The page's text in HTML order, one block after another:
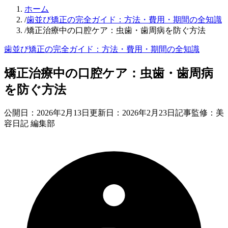
ホーム
/歯並び矯正の完全ガイド：方法・費用・期間の全知識
/矯正治療中の口腔ケア：虫歯・歯周病を防ぐ方法
歯並び矯正の完全ガイド：方法・費用・期間の全知識
矯正治療中の口腔ケア：虫歯・歯周病
を防ぐ方法
公開日： 2026年2月13日 更新日： 2026年2月23日 記事監修：美
容日記 編集部